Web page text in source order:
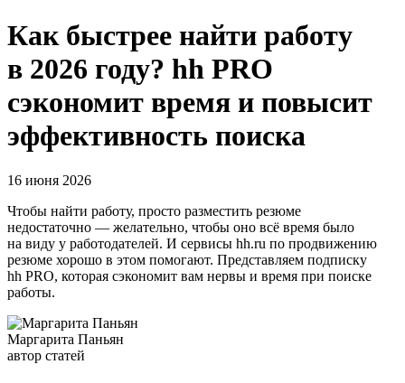
Как быстрее найти работу
в 2026 году? hh PRO
сэкономит время и повысит
эффективность поиска
16 июня 2026
Чтобы найти работу, просто разместить резюме
недостаточно — желательно, чтобы оно всё время было
на виду у работодателей. И сервисы hh.ru по продвижению
резюме хорошо в этом помогают. Представляем подписку
hh PRO, которая сэкономит вам нервы и время при поиске
работы.
Маргарита Паньян
автор статей